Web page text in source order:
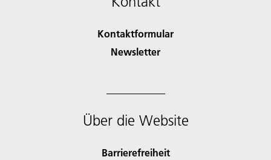
Kontaktformular
Newsletter
Über die Website
Barrierefreiheit